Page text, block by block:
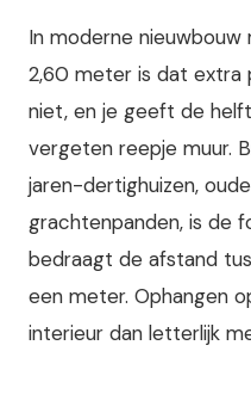
In moderne
2,60 meter is dat extra
niet, en je geeft de
vergeten reepje muur.
jaren-dertighuizen,
grachtenpanden, is de
bedraagt de afstand
een meter. Ophangen
interieur dan letterlijk